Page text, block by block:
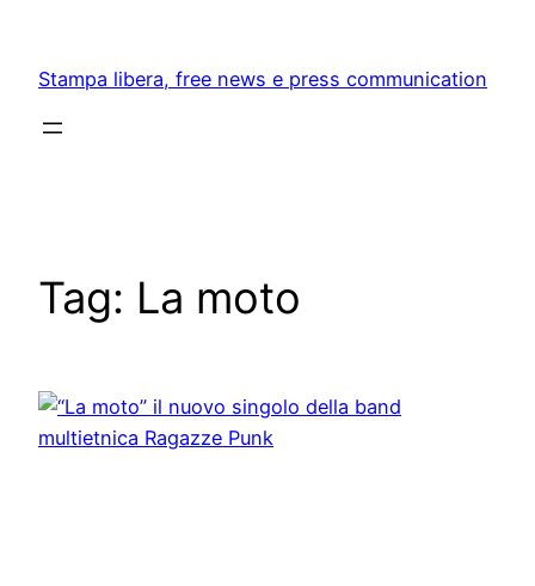
content
Stampa libera, free news e press communication
Tag: La moto